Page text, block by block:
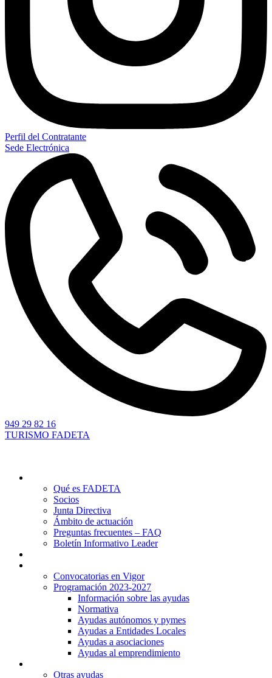
Perfil del Contratante
Sede Electrónica
949 29 82 16
TURISMO FADETA
Qué es FADETA
Socios
Junta Directiva
Ámbito de actuación
Preguntas frecuentes – FAQ
Boletín Informativo Leader
Convocatorias en Vigor
Programación 2023-2027
Información sobre las ayudas
Normativa
Ayudas autónomos y pymes
Ayudas a Entidades Locales
Ayudas a asociaciones
Ayudas al emprendimiento
Otras ayudas